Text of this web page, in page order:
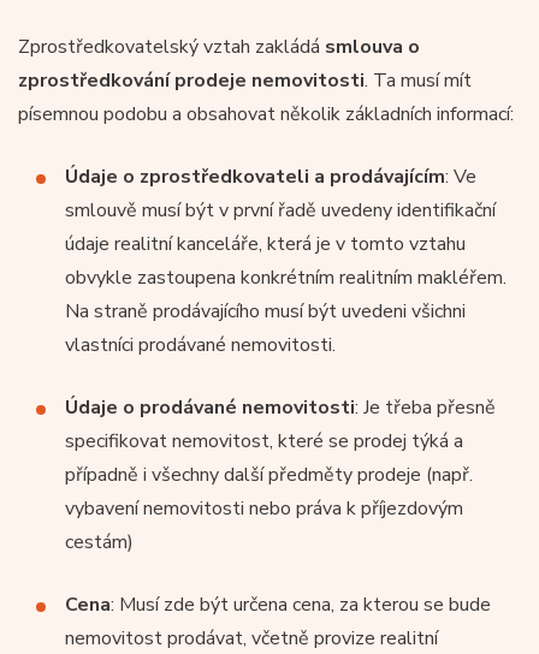
Zprostředkovatelský vztah zakládá smlouva o
zprostředkování prodeje nemovitosti. Ta musí mít
písemnou podobu a obsahovat několik základních informací:
Údaje o zprostředkovateli a prodávajícím: Ve
smlouvě musí být v první řadě uvedeny identifikační
údaje realitní kanceláře, která je v tomto vztahu
obvykle zastoupena konkrétním realitním makléřem.
Na straně prodávajícího musí být uvedeni všichni
vlastníci prodávané nemovitosti.
Údaje o prodávané nemovitosti: Je třeba přesně
specifikovat nemovitost, které se prodej týká a
případně i všechny další předměty prodeje (např.
vybavení nemovitosti nebo práva k příjezdovým
cestám)
Cena: Musí zde být určena cena, za kterou se bude
nemovitost prodávat, včetně provize realitní